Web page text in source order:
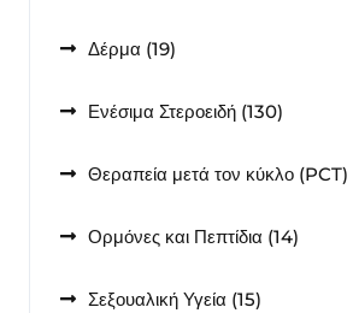
Δέρμα 1919
Ενέσιμα Στεροειδή 130130
Θεραπεία μετά τον κύκλο (PCT)
Ορμόνες και Πεπτίδια 1414
Σεξουαλική Υγεία 1515